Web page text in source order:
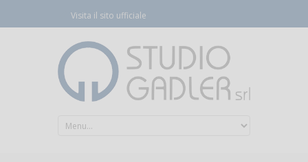
Visita il sito ufficiale